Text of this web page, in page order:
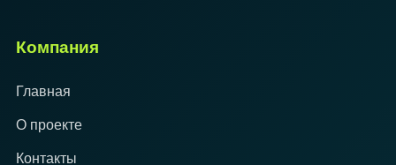
Компания
Главная
О проекте
Контакты